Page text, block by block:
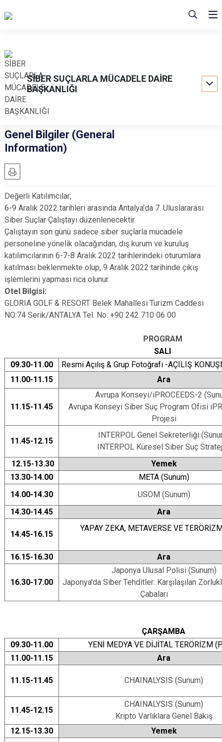
SİBER SUÇLARLA MÜCADELE DAİRE
BAŞKANLIĞI
Genel Bilgiler (General
Information)
Değerli Katılımcılar;
6-9 Aralık 2022 tarihleri arasında Antalya’da 7. Uluslararası
Siber Suçlar Çalıştayı düzenlenecektir.
Çalıştayın son günü sadece siber suçlarla mücadele
personeline yönelik olacağından, dış kurum ve kuruluş
katılımcılarının 6-7-8 Aralık 2022 tarihlerindeki oturumlara
katılması beklenmekte olup, 9 Aralık 2022 tarihinde çıkış
işlemlerini yapması rica olunur.
Otel Bilgisi:
GLORIA GOLF & RESORT Belek Mahallesi Turizm Caddesi
NO:74 Serik/ANTALYA Tel. No: +90 242 710 06 00
PROGRAM
SALI
09.30-11.00
Resmi Açılış & Grup Fotoğrafı -AÇILIŞ
11.00-11.15
Ara
11.15-11.45
Avrupa Konseyi/iPROCEEDS-2
Avrupa Konseyi Siber Suç Program Ofisi
Projesi
11.45-12.15
INTERPOL Genel Sekreterliği
INTERPOL Küresel Siber Suç
12.15-13.30
Yemek
13.30-14.00
META (Sunum)
14.00-14.30
USOM (Sunum)
14.30-14.45
Ara
14.45-16.15
YAPAY ZEKA, METAVERSE VE
16.15-16.30 Ara
16.30-17.00
Japonya Ulusal Polisi (Sunum)
Japonya'da Siber Tehditler: Karşılaşılan
Çabaları
ÇARŞAMBA
09.30-11.00
YENİ MEDYA VE DİJİTAL TERÖRİZM
11.00-11.15
Ara
11.15-11.45 CHAINALYSIS (Sunum)
11.45-12.15
CHAINALYSIS (Sunum)
Kripto Varlıklara Genel Bakış
12.15-13.30
Yemek